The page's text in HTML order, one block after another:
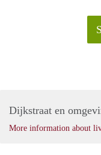
Dijkstraat en
More information about